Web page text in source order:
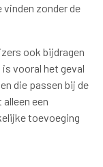
zonder de
ook bijdragen
is vooral het geval
die passen bij de
een
toevoeging